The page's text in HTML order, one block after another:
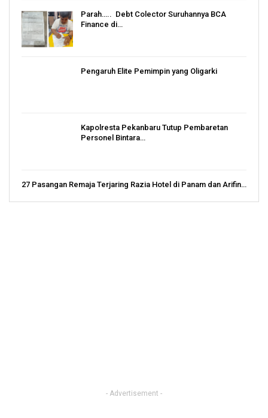
Parah….. Debt Colector Suruhannya BCA
Finance di…
Pengaruh Elite Pemimpin yang Oligarki
Kapolresta Pekanbaru Tutup Pembaretan
Personel Bintara…
27 Pasangan Remaja Terjaring Razia Hotel di Panam dan Arifin…
- Advertisement -